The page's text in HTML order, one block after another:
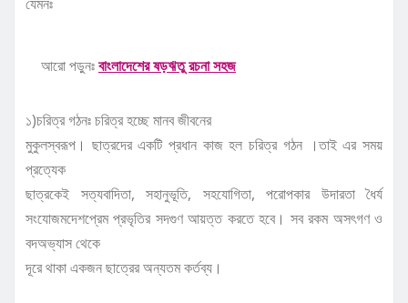
যেমনঃ
আরো পড়ুনঃবাংলাদেশের ষড়ঋতু রচনা সহজ
১)চরিত্র গঠনঃচরিত্র হচ্ছে মানব জীবনের
মুকুলস্বরূপ। ছাত্রদের একটি প্রধান কাজ হল চরিত্র গঠন ।তাই এর সময়
প্রত্যেক
ছাত্রকেই সত্যবাদিতা, সহানুভূতি, সহযোগিতা, পরোপকার উদারতা ধৈর্য
সংযোজমদেশপ্রেম প্রভৃতির সদগুণ আয়ত্ত করতে হবে। সব রকম অসৎগণ ও
বদঅভ্যাস থেকে
দূরে থাকা একজন ছাত্রের অন্যতম কর্তব্য।